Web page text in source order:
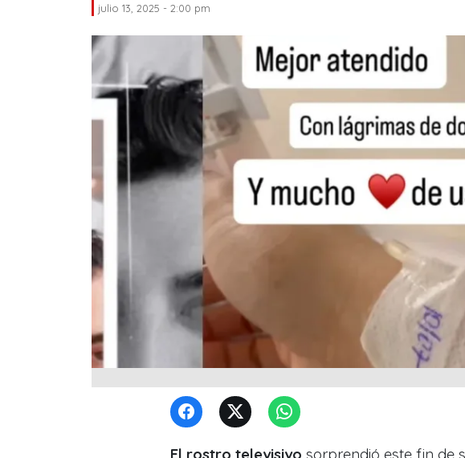
julio 13, 2025 - 2:00 pm
El rostro televisivo sorprendió este fin de